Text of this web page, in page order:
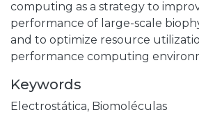
computing as a strategy to
performance of large-scale
and to optimize resource
performance computing
Keywords
Electrostática, Biomoléculas